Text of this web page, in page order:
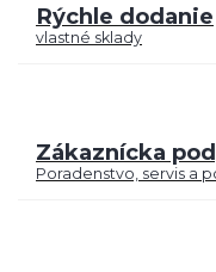
Rýchle dodanie
vlastné sklady
Zákaznícka
Poradenstvo, servis a